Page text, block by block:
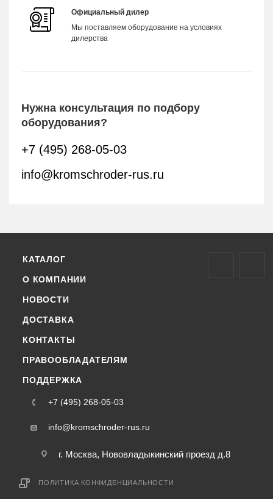
Официальный дилер
Мы поставляем оборудование на условиях
дилерства
Нужна консультация по подбору
оборудования?
+7 (495) 268-05-03
info@kromschroder-rus.ru
КАТАЛОГ
О КОМПАНИИ
НОВОСТИ
ДОСТАВКА
КОНТАКТЫ
ПРАВООБЛАДАТЕЛЯМ
ПОДДЕРЖКА
+7 (495) 268-05-03
info@kromschroder-rus.ru
г. Москва, Нововладыкинский проезд д.8
ПОЛИТИКА КОНФИДЕНЦИАЛЬНОСТИ